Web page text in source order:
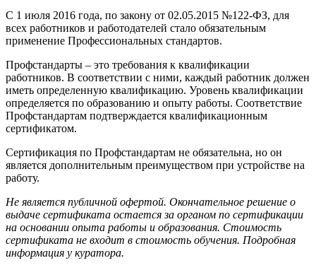
С 1 июля 2016 года, по закону от 02.05.2015 №122-ФЗ, для
всех работников и работодателей стало обязательным
применение Профессиональных стандартов.
Профстандарты – это требования к квалификации
работников. В соответствии с ними, каждый работник должен
иметь определенную квалификацию. Уровень квалификации
определяется по образованию и опыту работы. Соответствие
Профстандартам подтверждается квалификационным
сертификатом.
Сертификация по Профстандартам не обязательна, но он
является дополнительным преимуществом при устройстве на
работу.
Не является публичной офертой. Окончательное решение о
выдаче сертификата остается за органом по сертификации
на основании опыта работы и образования. Стоимость
сертификата не входит в стоимость обучения. Подробная
информация у куратора.